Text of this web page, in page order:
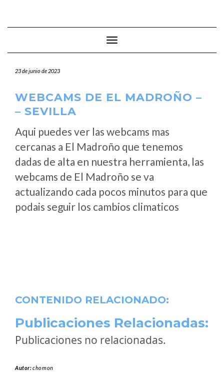
Cambiar modo de navegación
23 de junio de 2023
WEBCAMS DE EL MADROÑO –
– SEVILLA
Aqui puedes ver las webcams mas
cercanas a El Madroño que tenemos
dadas de alta en nuestra herramienta, las
webcams de El Madroño se va
actualizando cada pocos minutos para que
podais seguir los cambios climaticos
CONTENIDO RELACIONADO:
Publicaciones Relacionadas:
Publicaciones no relacionadas.
Autor:chomon